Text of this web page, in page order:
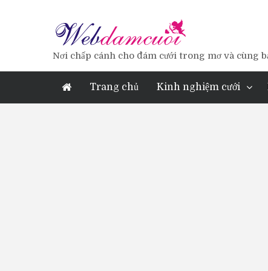
Nơi chấp cánh cho đám cưới trong mơ và cùng
Trang chủ Kinh nghiệm cưới